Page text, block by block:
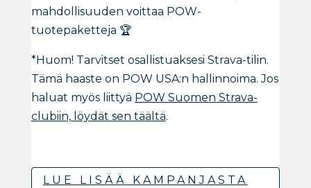
mahdollisuuden voittaa POW-
tuotepaketteja 🏆
*Huom! Tarvitset osallistuaksesi Strava-tilin.
Tämä haaste on POW USA:n hallinnoima. Jos
haluat myös liittyä POW Suomen Strava-
clubiin, löydät sen täältä.
LUE LISÄÄ KAMPANJASTA